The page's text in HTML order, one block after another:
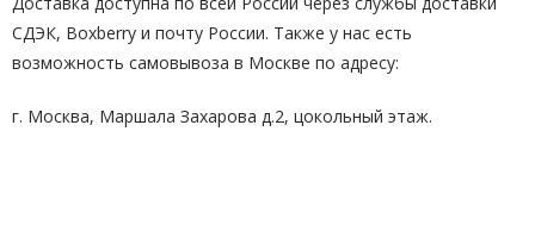
СДЭК, Boxberry и почту России. Также у нас есть
возможность самовывоза в Москве по адресу:
г. Москва, Маршала Захарова д.2, цокольный этаж.